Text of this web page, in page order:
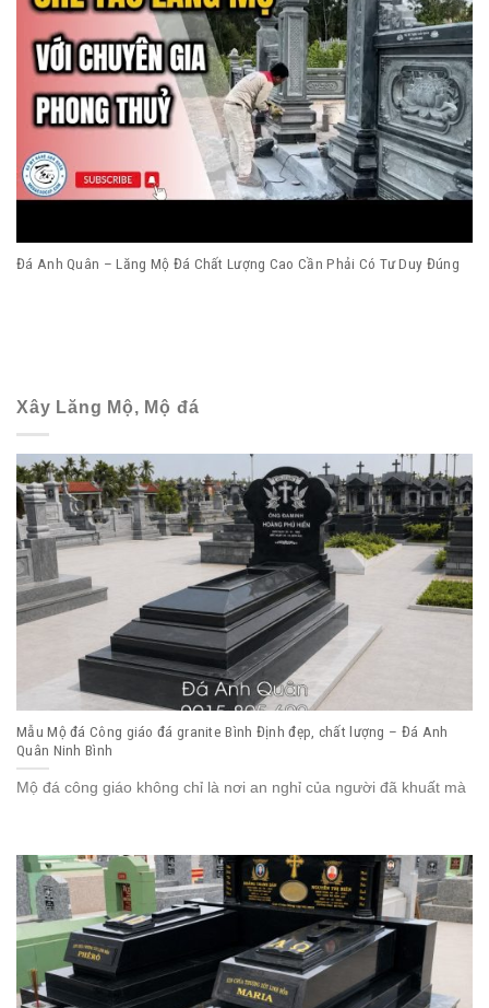
Đá Anh Quân – Lăng Mộ Đá Chất Lượng Cao Cần Phải Có Tư Duy Đúng
Xây Lăng Mộ, Mộ đá
Mẫu Mộ đá Công giáo đá granite Bình Định đẹp, chất lượng – Đá Anh
Quân Ninh Bình
Mộ đá công giáo không chỉ là nơi an nghỉ của người đã khuất mà